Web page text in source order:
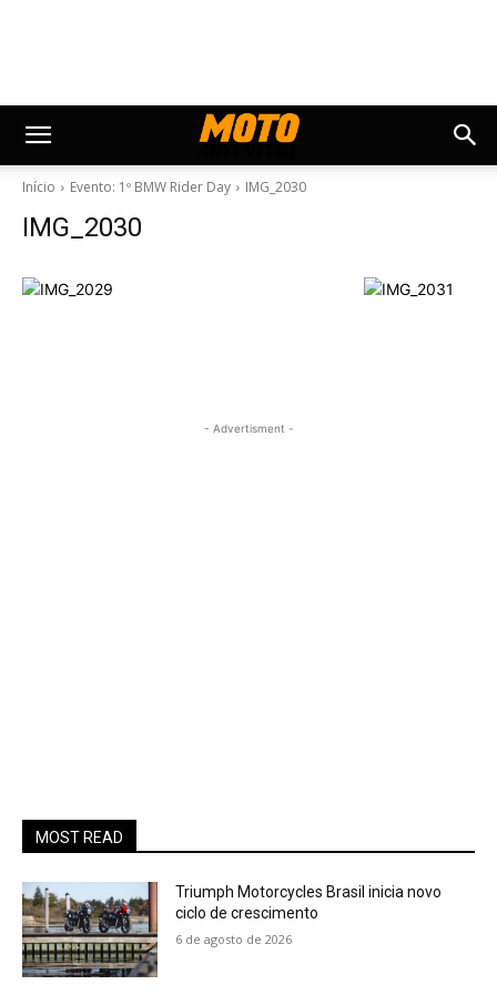
Início Evento: 1º BMW Rider Day IMG_2030
IMG_2030
- Advertisment -
MOST READ
Triumph Motorcycles Brasil inicia novo
ciclo de crescimento
6 de agosto de 2026